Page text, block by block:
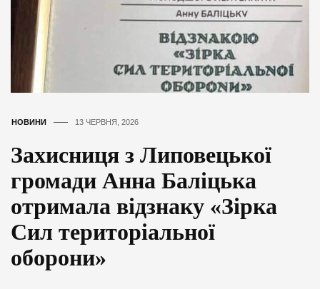
НОВИНИ 13 ЧЕРВНЯ, 2026
Захисниця з Липовецької
громади Анна Баліцька
отримала відзнаку «Зірка
Сил територіальної
оборони»